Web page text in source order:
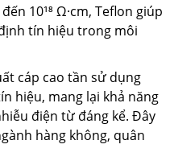
10¹⁸ Ω·cm, Teflon giúp
tín hiệu trong môi
cáp cao tần sử dụng
hiệu, mang lại khả năng
điện từ đáng kể. Đây
hàng không, quân